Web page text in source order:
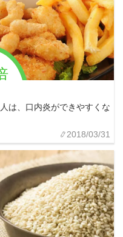
は、口内炎ができやすくな
2018/03/31